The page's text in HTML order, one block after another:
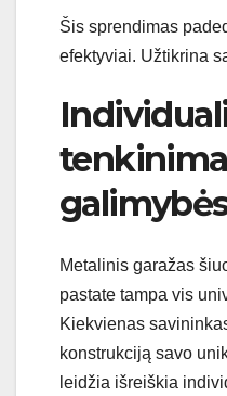
Šis sprendimas
efektyviai. Užtikrina
Metalinis garažas
pastate tampa vis
Kiekvienas
konstrukciją savo
leidžia išreiškia